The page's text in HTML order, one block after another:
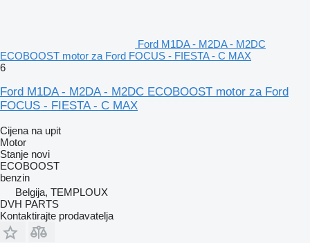
Ford M1DA - M2DA - M2DC
ECOBOOST motor za Ford FOCUS - FIESTA - C MAX
6
Ford M1DA - M2DA - M2DC ECOBOOST motor za Ford
FOCUS - FIESTA - C MAX
Cijena na upit
Motor
Stanje novi
ECOBOOST
benzin
Belgija, TEMPLOUX
DVH PARTS
Kontaktirajte prodavatelja